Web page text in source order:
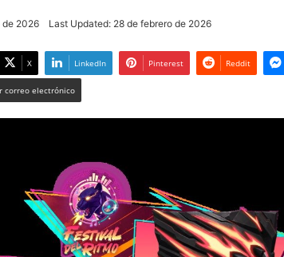
de 2026 Last Updated: 28 de febrero de 2026
X LinkedIn Pinterest Reddit
correo electrónico